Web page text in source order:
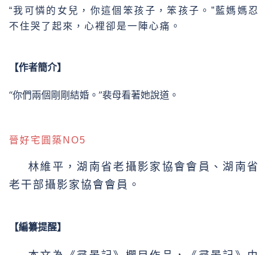
“我可憐的女兒，你這個笨孩子，笨孩子。”藍媽媽忍
不住哭了起來，心裡卻是一陣心痛。
【作者簡介】
“你們兩個剛剛結婚。”裴母看著她說道。
晉好宅圓築NO5
林維平，湖南省老攝影家協會會員、湖南省
老干部攝影家協會會員。
【編纂提醒】